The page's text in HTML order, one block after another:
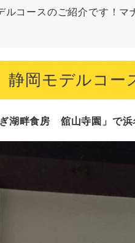
ルコースのご紹介です！マ
岡モデルコー
ぎ湖畔食房 舘山寺園」で